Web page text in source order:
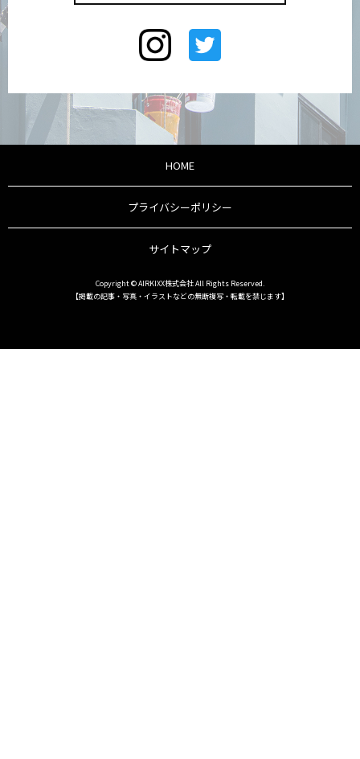
HOME
プライバシーポリシー
サイトマップ
Copyright © AIRKIXX株式会社 All Rights Reserved.
【掲載の記事・写真・イラストなどの無断複写・転載を禁じます】